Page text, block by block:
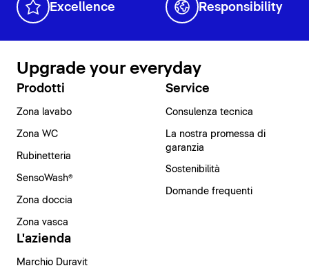
Excellence Responsibility
Upgrade your everyday
Prodotti
Zona lavabo
Zona WC
Rubinetteria
SensoWash®
Zona doccia
Zona vasca
Service
Consulenza tecnica
La nostra promessa di
garanzia
Sostenibilità
Domande frequenti
L'azienda
Marchio Duravit